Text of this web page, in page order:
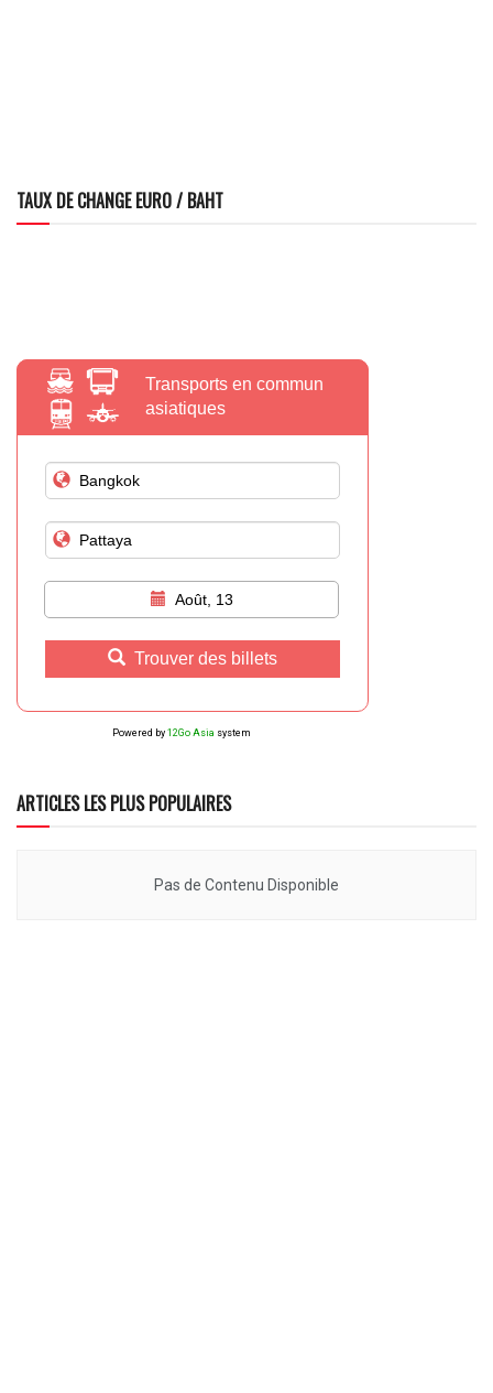
TAUX DE CHANGE EURO / BAHT
Transports en commun
asiatiques
Août, 13
Trouver des billets
Powered by 12Go Asia system
ARTICLES LES PLUS POPULAIRES
Pas de Contenu Disponible